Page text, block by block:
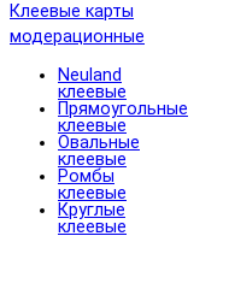
Клеевые карты
модерационные
Neuland
клеевые
Прямоугольные
клеевые
Овальные
клеевые
Ромбы
клеевые
Круглые
клеевые